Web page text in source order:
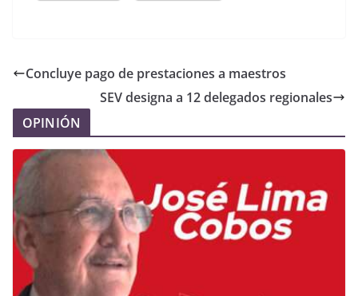
Concluye pago de prestaciones a maestros
SEV designa a 12 delegados regionales
OPINIÓN